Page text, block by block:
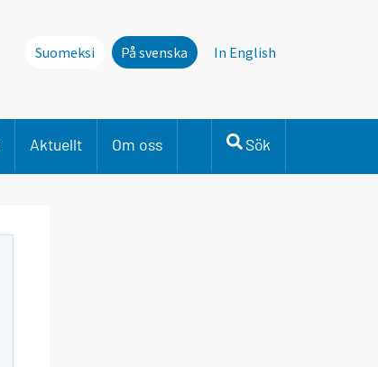
Suomeksi På svenska In English
Aktuellt Om oss Sök